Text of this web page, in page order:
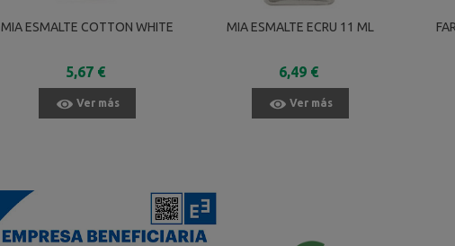
MIA ESMALTE COTTON WHITE
5,67 €
Ver más
MIA ESMALTE ECRU 11 ML
6,49 €
Ver más